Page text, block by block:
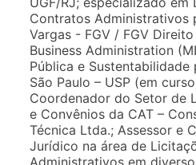
Contratos Administrativos
Vargas - FGV / FGV
Business Administration
Pública e
São Paulo – USP (em
Coordenador do Setor de
e Convênios da CAT –
Técnica Ltda.; Assessor e
Jurídico na área de
Administrativos em